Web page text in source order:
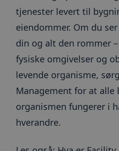
tjenester levert til
eiendommer. Om du
din og alt den rommer
fysiske omgivelser og
levende organisme,
Management for at alle
organismen fungerer i
hverandre.